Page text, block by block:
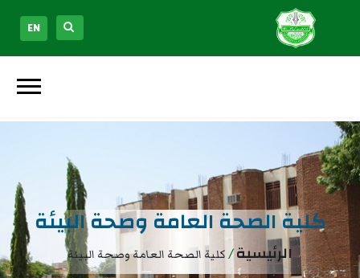
EN
كلية الصحة العامة وصحة البيئة
الرئيسية/كلية الصحة العامة وصحة البيئة